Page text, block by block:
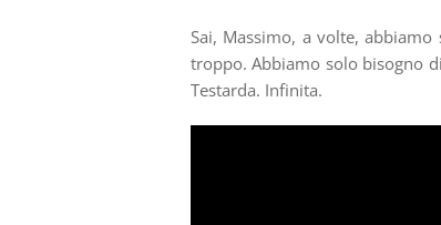
Sai, Massimo, a volte,
troppo. Abbiamo solo bisogno
Testarda. Infinita.